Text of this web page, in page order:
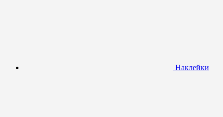
Наклейки